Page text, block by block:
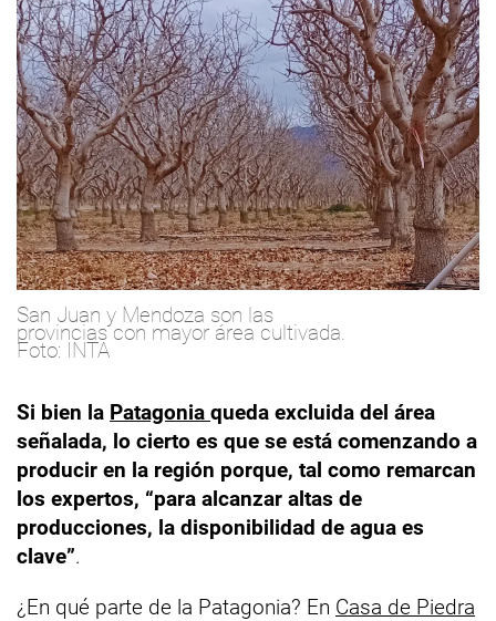
San Juan y Mendoza son las
provincias con mayor área cultivada.
Foto: INTA
Si bien la Patagonia queda excluida del área
señalada, lo cierto es que se está comenzando a
producir en la región porque, tal como remarcan
los expertos, “para alcanzar altas de
producciones, la disponibilidad de agua es
clave”.
¿En qué parte de la Patagonia? En Casa de Piedra